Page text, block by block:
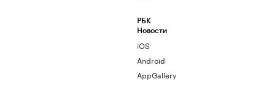
РБК
Новости
iOS
Android
AppGallery